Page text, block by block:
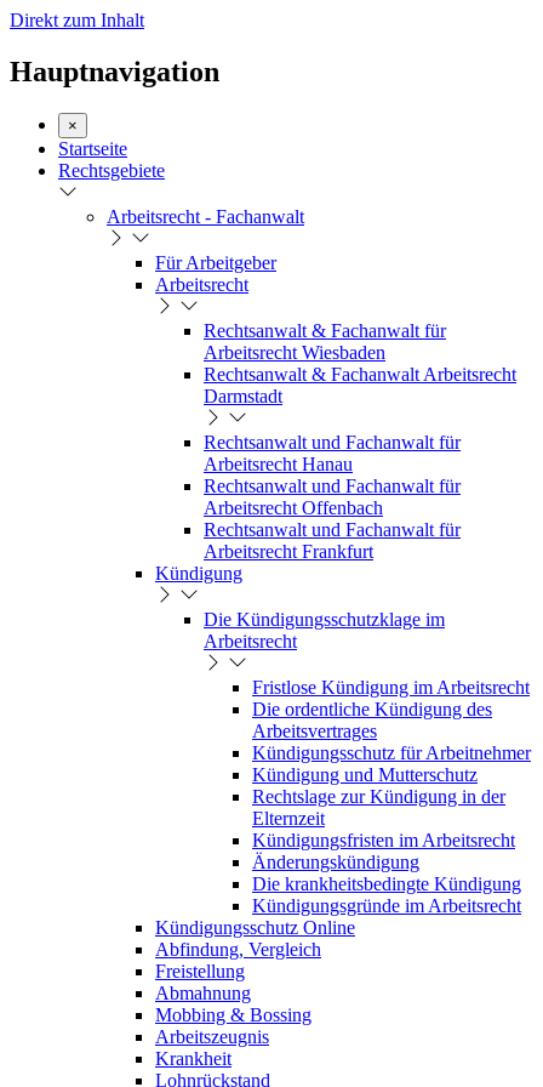
Direkt zum Inhalt
Hauptnavigation
×
Startseite
Rechtsgebiete
Arbeitsrecht - Fachanwalt
Für Arbeitgeber
Arbeitsrecht
Rechtsanwalt & Fachanwalt für
Arbeitsrecht Wiesbaden
Rechtsanwalt & Fachanwalt Arbeitsrecht
Darmstadt
Rechtsanwalt und Fachanwalt für
Arbeitsrecht Hanau
Rechtsanwalt und Fachanwalt für
Arbeitsrecht Offenbach
Rechtsanwalt und Fachanwalt für
Arbeitsrecht Frankfurt
Kündigung
Die Kündigungsschutzklage im
Arbeitsrecht
Fristlose Kündigung im Arbeitsrecht
Die ordentliche Kündigung des
Arbeitsvertrages
Kündigungsschutz für Arbeitnehmer
Kündigung und Mutterschutz
Rechtslage zur Kündigung in der
Elternzeit
Kündigungsfristen im Arbeitsrecht
Änderungskündigung
Die krankheitsbedingte Kündigung
Kündigungsgründe im Arbeitsrecht
Kündigungsschutz Online
Abfindung, Vergleich
Freistellung
Abmahnung
Mobbing & Bossing
Arbeitszeugnis
Krankheit
Lohnrückstand